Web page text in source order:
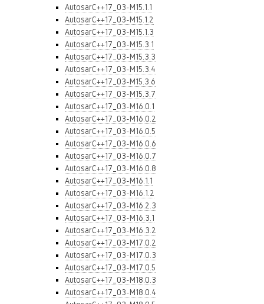
AutosarC++17_03-M15.1.1
AutosarC++17_03-M15.1.2
AutosarC++17_03-M15.1.3
AutosarC++17_03-M15.3.1
AutosarC++17_03-M15.3.3
AutosarC++17_03-M15.3.4
AutosarC++17_03-M15.3.6
AutosarC++17_03-M15.3.7
AutosarC++17_03-M16.0.1
AutosarC++17_03-M16.0.2
AutosarC++17_03-M16.0.5
AutosarC++17_03-M16.0.6
AutosarC++17_03-M16.0.7
AutosarC++17_03-M16.0.8
AutosarC++17_03-M16.1.1
AutosarC++17_03-M16.1.2
AutosarC++17_03-M16.2.3
AutosarC++17_03-M16.3.1
AutosarC++17_03-M16.3.2
AutosarC++17_03-M17.0.2
AutosarC++17_03-M17.0.3
AutosarC++17_03-M17.0.5
AutosarC++17_03-M18.0.3
AutosarC++17_03-M18.0.4